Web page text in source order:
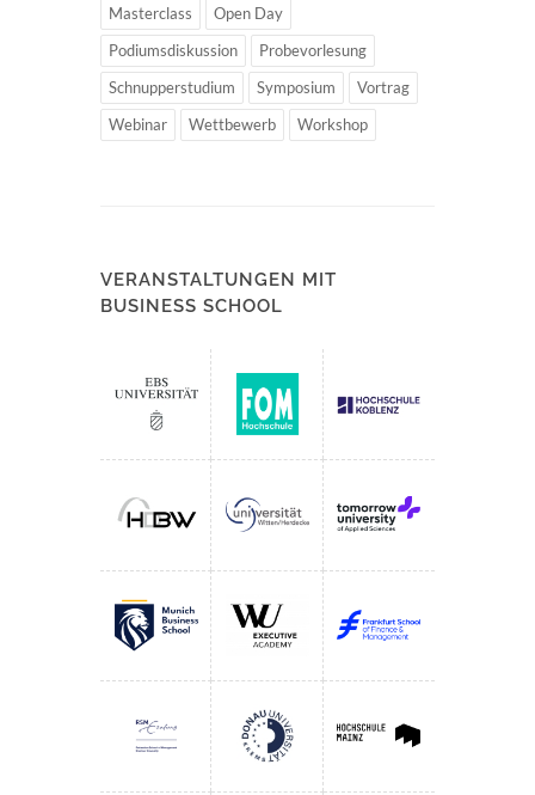
Masterclass
Open Day
Podiumsdiskussion
Probevorlesung
Schnupperstudium
Symposium
Vortrag
Webinar
Wettbewerb Workshop
VERANSTALTUNGEN MIT
BUSINESS SCHOOL